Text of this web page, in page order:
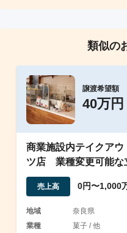
類似の
譲渡希望額
40万円
商業施設内テイクアウ
ツ店 業種変更可能な
備に将来性あり
売上高 0円〜1,000
地域
奈良県
業種
菓子 / 他